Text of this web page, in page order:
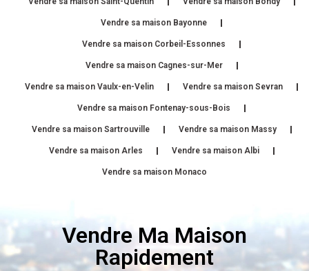
Vendre sa maison Bayonne
Vendre sa maison Corbeil-Essonnes
Vendre sa maison Cagnes-sur-Mer
Vendre sa maison Vaulx-en-Velin Vendre sa maison Sevran
Vendre sa maison Fontenay-sous-Bois
Vendre sa maison Sartrouville Vendre sa maison Massy
Vendre sa maison Arles Vendre sa maison Albi
Vendre sa maison Monaco
Vendre Ma Maison
Rapidement